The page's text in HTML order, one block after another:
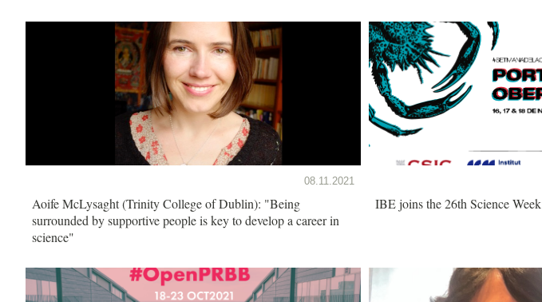
08.11.2021
Aoife McLysaght (Trinity College of Dublin): "Being
surrounded by supportive people is key to develop a career in
science"
IBE joins the 26th Science Week